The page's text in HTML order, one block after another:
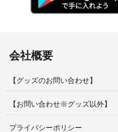
会社概要
【グッズのお問い合わせ】
【お問い合わせ※グッズ以外】
プライバシーポリシー